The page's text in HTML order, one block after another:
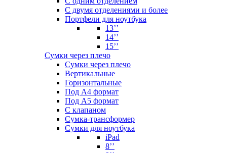
С двумя отделениями и более
Портфели для ноутбука
13’’
14’’
15’’
Сумки через плечо
Сумки через плечо
Вертикальные
Горизонтальные
Под А4 формат
Под А5 формат
С клапаном
Сумка-трансформер
Сумки для ноутбука
iPad
8’’